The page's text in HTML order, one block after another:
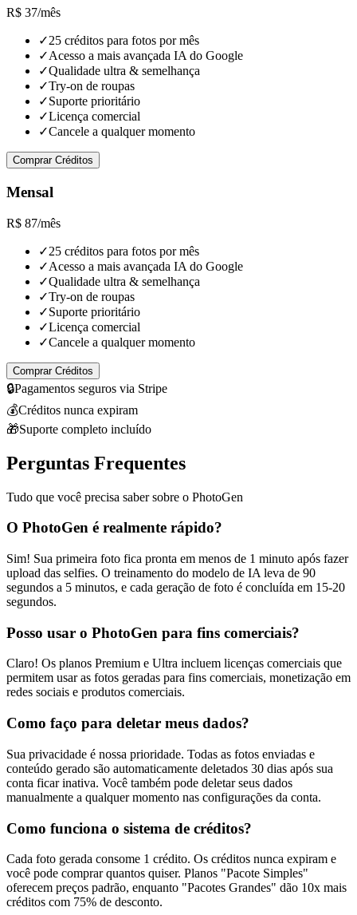
R$ 37/mês
✓25 créditos para fotos por mês
✓Acesso a mais avançada IA do Google
✓Qualidade ultra & semelhança
✓Try-on de roupas
✓Suporte prioritário
✓Licença comercial
✓Cancele a qualquer momento
Comprar Créditos
Mensal
R$ 87/mês
✓25 créditos para fotos por mês
✓Acesso a mais avançada IA do Google
✓Qualidade ultra & semelhança
✓Try-on de roupas
✓Suporte prioritário
✓Licença comercial
✓Cancele a qualquer momento
Comprar Créditos
🔒Pagamentos seguros via Stripe
💰Créditos nunca expiram
🎁Suporte completo incluído
Perguntas Frequentes
Tudo que você precisa saber sobre o PhotoGen
O PhotoGen é realmente rápido?
Sim! Sua primeira foto fica pronta em menos de 1 minuto após fazer
upload das selfies. O treinamento do modelo de IA leva de 90
segundos a 5 minutos, e cada geração de foto é concluída em 15-20
segundos.
Posso usar o PhotoGen para fins comerciais?
Claro! Os planos Premium e Ultra incluem licenças comerciais que
permitem usar as fotos geradas para fins comerciais, monetização em
redes sociais e produtos comerciais.
Como faço para deletar meus dados?
Sua privacidade é nossa prioridade. Todas as fotos enviadas e
conteúdo gerado são automaticamente deletados 30 dias após sua
conta ficar inativa. Você também pode deletar seus dados
manualmente a qualquer momento nas configurações da conta.
Como funciona o sistema de créditos?
Cada foto gerada consome 1 crédito. Os créditos nunca expiram e
você pode comprar quantos quiser. Planos "Pacote Simples"
oferecem preços padrão, enquanto "Pacotes Grandes" dão 10x mais
créditos com 75% de desconto.